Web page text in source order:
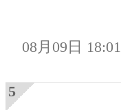
08月09日 18:01